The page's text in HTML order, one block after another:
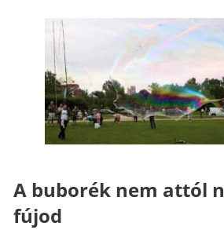
A buborék nem attól
fújod